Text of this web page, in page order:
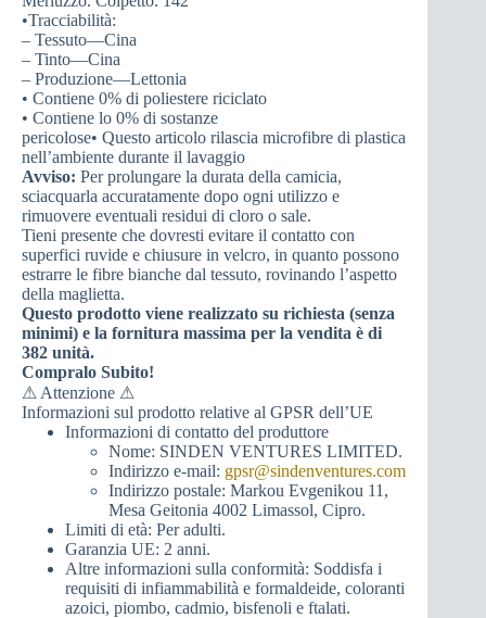
•Tracciabilità:
– Tessuto—Cina
– Tinto—Cina
– Produzione—Lettonia
• Contiene 0% di poliestere riciclato
• Contiene lo 0% di sostanze
pericolose• Questo articolo rilascia microfibre di plastica
nell’ambiente durante il lavaggio
Avviso: Per prolungare la durata della camicia,
sciacquarla accuratamente dopo ogni utilizzo e
rimuovere eventuali residui di cloro o sale.
Tieni presente che dovresti evitare il contatto con
superfici ruvide e chiusure in velcro, in quanto possono
estrarre le fibre bianche dal tessuto, rovinando l’aspetto
della maglietta.
Questo prodotto viene realizzato su richiesta (senza
minimi) e la fornitura massima per la vendita è di
382 unità.
Compralo Subito!
⚠ Attenzione ⚠
Informazioni sul prodotto relative al GPSR dell’UE
Informazioni di contatto del produttore
Nome: SINDEN VENTURES LIMITED.
Indirizzo e-mail: gpsr@sindenventures.com
Indirizzo postale: Markou Evgenikou 11,
Mesa Geitonia 4002 Limassol, Cipro.
Limiti di età: Per adulti.
Garanzia UE: 2 anni.
Altre informazioni sulla conformità: Soddisfa i
requisiti di infiammabilità e formaldeide, coloranti
azoici, piombo, cadmio, bisfenoli e ftalati.